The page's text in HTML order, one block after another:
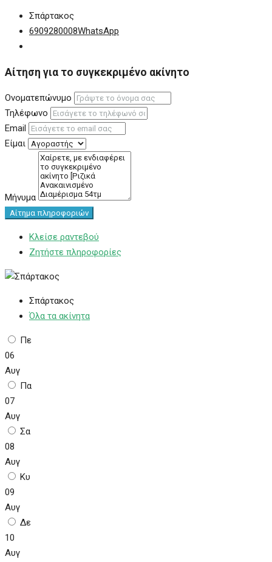
Σπάρτακος
6909280008WhatsApp
Αίτηση για το συγκεκριμένο ακίνητο
Ονοματεπώνυμο
Τηλέφωνο
Email
Είμαι
Μήνυμα
Αίτημα πληροφοριών
Κλείσε ραντεβού
Ζητήστε πληροφορίες
Σπάρτακος
Όλα τα ακίνητα
Πε
06
Αυγ
Πα
07
Αυγ
Σα
08
Αυγ
Κυ
09
Αυγ
Δε
10
Αυγ